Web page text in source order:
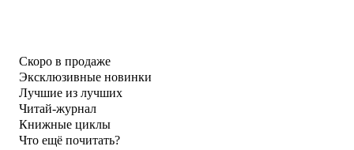
Скоро в продаже
Эксклюзивные новинки
Лучшие из лучших
Читай-журнал
Книжные циклы
Что ещё почитать?